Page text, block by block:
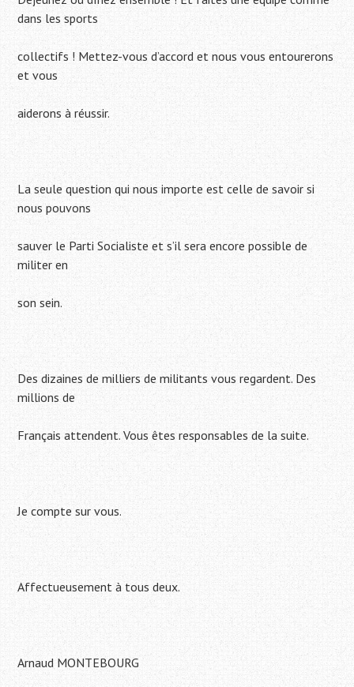
dans les sports
collectifs ! Mettez-vous d’accord et nous vous entourerons
et vous
aiderons à réussir.
La seule question qui nous importe est celle de savoir si
nous pouvons
sauver le Parti Socialiste et s’il sera encore possible de
militer en
son sein.
Des dizaines de milliers de militants vous regardent. Des
millions de
Français attendent. Vous êtes responsables de la suite.
Je compte sur vous.
Affectueusement à tous deux.
Arnaud MONTEBOURG